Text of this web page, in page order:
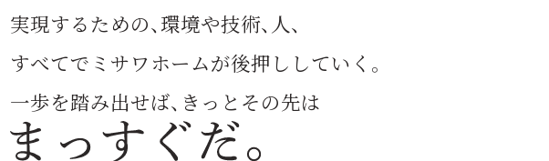
実現するための、環境や技術、人、
すべてでミサワホームが後押ししていく。
一歩を踏み出せば、きっとその先は